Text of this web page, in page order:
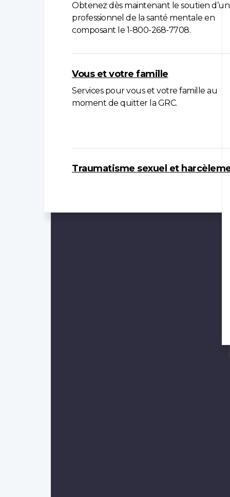
Obtenez dès maintenant le soutien d’un
professionnel de la santé mentale en
composant le 1-800-268-7708.
Vous et votre famille
Services pour vous et votre famille au
moment de quitter la GRC.
Traumatisme sexuel et